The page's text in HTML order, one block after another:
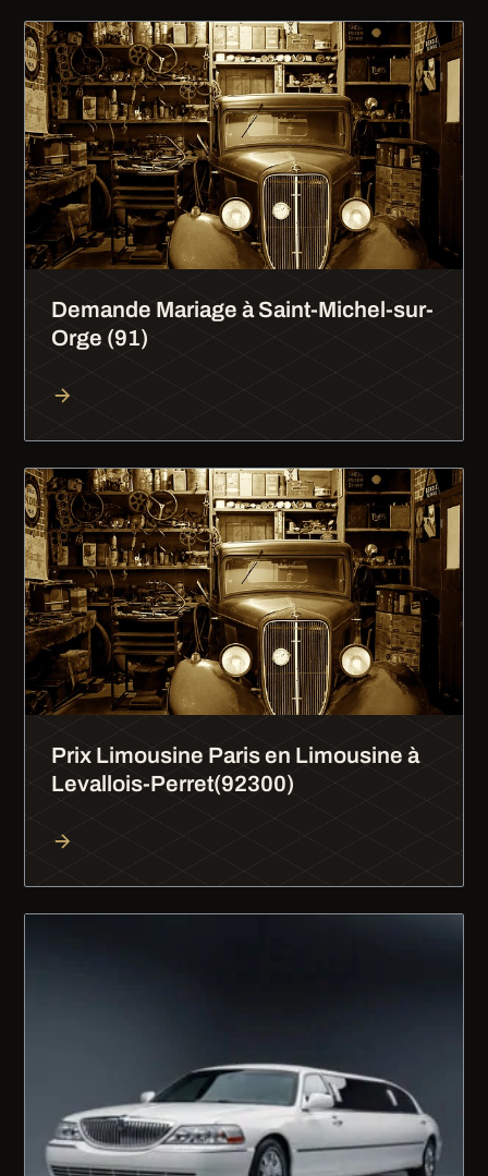
Demande Mariage à Saint-Michel-sur-
Orge (91)
Prix Limousine Paris en Limousine à
Levallois-Perret(92300)